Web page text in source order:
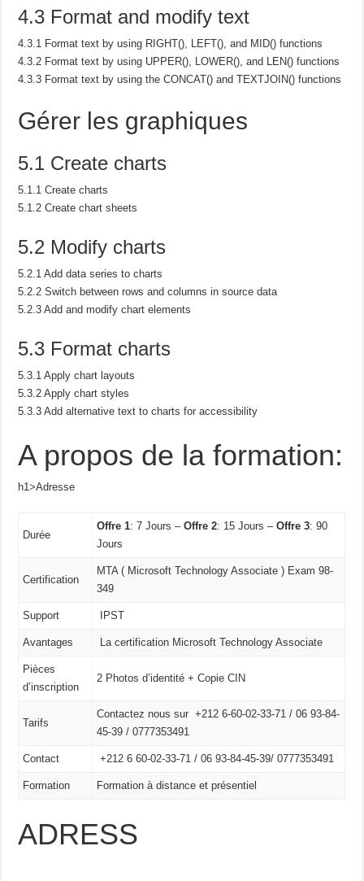
4.3 Format and modify text
4.3.1 Format text by using RIGHT(), LEFT(), and MID() functions
4.3.2 Format text by using UPPER(), LOWER(), and LEN() functions
4.3.3 Format text by using the CONCAT() and TEXTJOIN() functions
Gérer les graphiques
5.1 Create charts
5.1.1 Create charts
5.1.2 Create chart sheets
5.2 Modify charts
5.2.1 Add data series to charts
5.2.2 Switch between rows and columns in source data
5.2.3 Add and modify chart elements
5.3 Format charts
5.3.1 Apply chart layouts
5.3.2 Apply chart styles
5.3.3 Add alternative text to charts for accessibility
A propos de la formation:
h1>Adresse
Durée
Offre 1: 7 Jours –Offre 2: 15 Jours –Offre 3: 90
Jours
Certification
MTA ( Microsoft Technology Associate ) Exam 98-
349
Support IPST
Avantages La certification Microsoft Technology Associate
Pièces
d’inscription
2 Photos d’identité + Copie CIN
Tarifs
Contactez nous sur +212 6-60-02-33-71 / 06 93-84-
45-39 / 0777353491
Contact +212 6 60-02-33-71 / 06 93-84-45-39/ 0777353491
Formation Formation à distance et présentiel
ADRESS